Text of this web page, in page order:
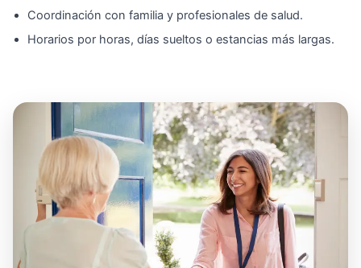
Coordinación con familia y profesionales de salud.
Horarios por horas, días sueltos o estancias más largas.